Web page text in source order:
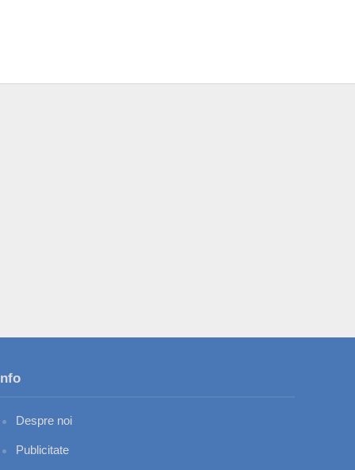
Despre noi
Publicitate